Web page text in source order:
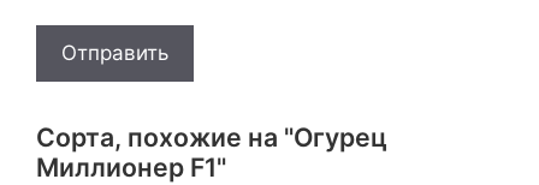
Отправить
Сорта, похожие на "Огурец
Миллионер F1"